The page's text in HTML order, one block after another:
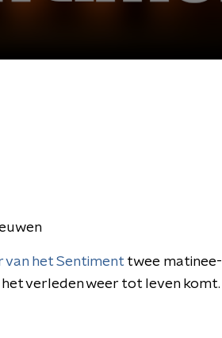
van het Sentiment twee matinee-
verleden weer tot leven komt.